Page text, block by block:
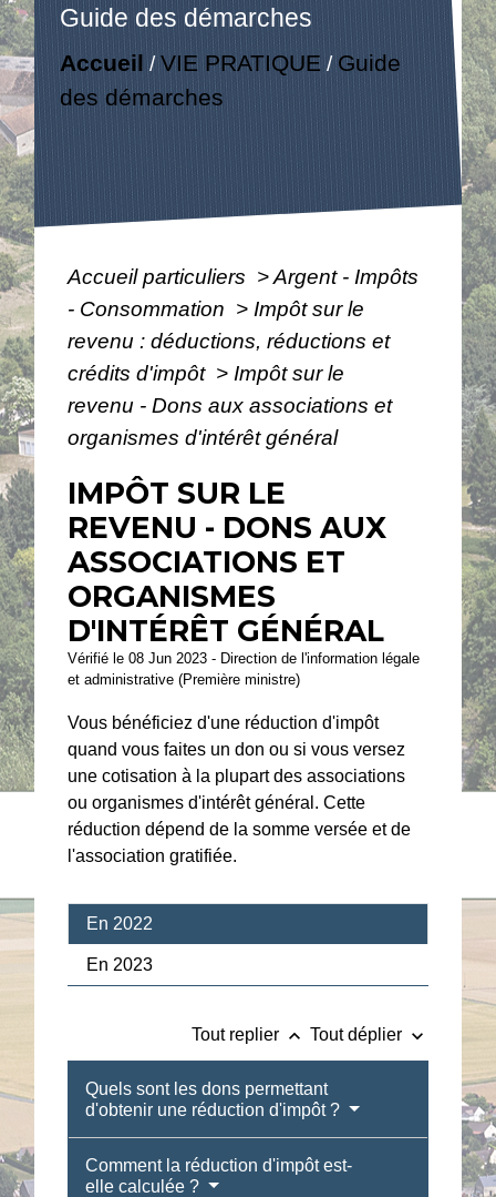
Guide des démarches
Accueil /VIE PRATIQUE / Guide
des démarches
Accueil particuliers >Argent - Impôts
- Consommation > Impôt sur le
revenu : déductions, réductions et
crédits d'impôt > Impôt sur le
revenu - Dons aux associations et
organismes d'intérêt général
IMPÔT SUR LE
REVENU - DONS AUX
ASSOCIATIONS ET
ORGANISMES
D'INTÉRÊT GÉNÉRAL
Vérifié le 08 Jun 2023 - Direction de l'information légale
et administrative (Première ministre)
Vous bénéficiez d'une réduction d'impôt
quand vous faites un don ou si vous versez
une cotisation à la plupart des associations
ou organismes d'intérêt général. Cette
réduction dépend de la somme versée et de
l'association gratifiée.
En 2022
En 2023
Tout replier keyboard_arrow_up Tout déplier keyboard_arrow_down
Quels sont les dons permettant
d'obtenir une réduction d'impôt ?
Comment la réduction d'impôt est-
elle calculée ?